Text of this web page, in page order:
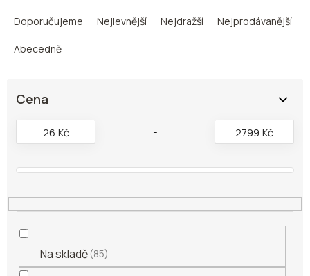
e
ů
Doporučujeme Nejlevnější Nejdražší Nejprodávanější
Abecedně
Cena
26 Kč 2799 Kč
Na skladě 85